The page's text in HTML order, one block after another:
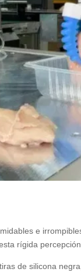
e
rígida percepción.
de silicona